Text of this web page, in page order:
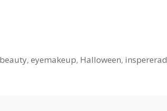
beauty, eyemakeup, Halloween, inspererad